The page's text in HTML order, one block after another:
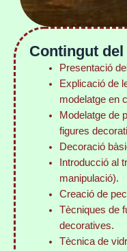
Contingut del
Presentació
Explicació de
modelatge en
Modelatge de
figures
Decoració
Introducció al
manipulació).
Creació de
Tècniques de
decoratives.
Tècnica de